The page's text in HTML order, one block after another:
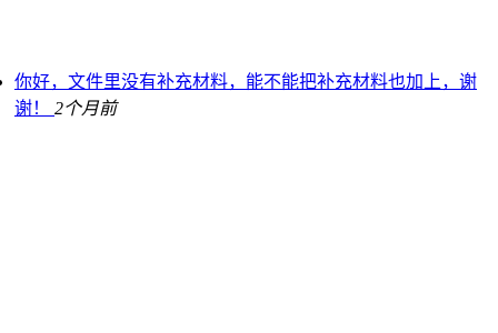
你好，文件里没有补充材料，能不能把补充材料也加上，谢
谢！ 2个月前